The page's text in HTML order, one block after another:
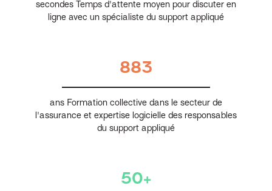
secondes Temps d'attente moyen pour discuter en
ligne avec un spécialiste du support appliqué
883
ans Formation collective dans le secteur de
l'assurance et expertise logicielle des responsables
du support appliqué
50+